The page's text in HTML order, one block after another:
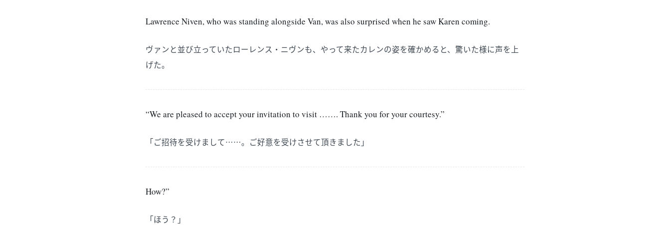
Lawrence Niven, who was standing alongside Van, was also surprised when he saw Karen coming.
ヴァンと並び立っていたローレンス・ニヴンも、やって来たカレンの姿を確かめると、驚いた様に声を上
げた。
“We are pleased to accept your invitation to visit ……. Thank you for your courtesy.”
「ご招待を受けまして……。ご好意を受けさせて頂きました」
How?”
「ほう？」